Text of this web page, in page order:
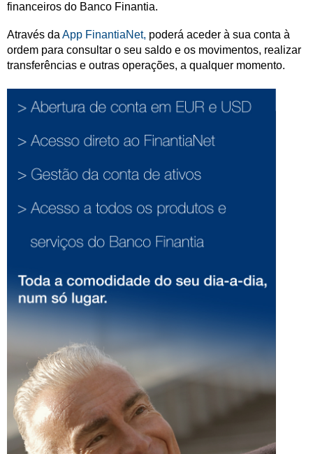
financeiros do Banco Finantia.
Através da App FinantiaNet, poderá aceder à sua conta à
ordem para consultar o seu saldo e os movimentos, realizar
transferências e outras operações, a qualquer momento.